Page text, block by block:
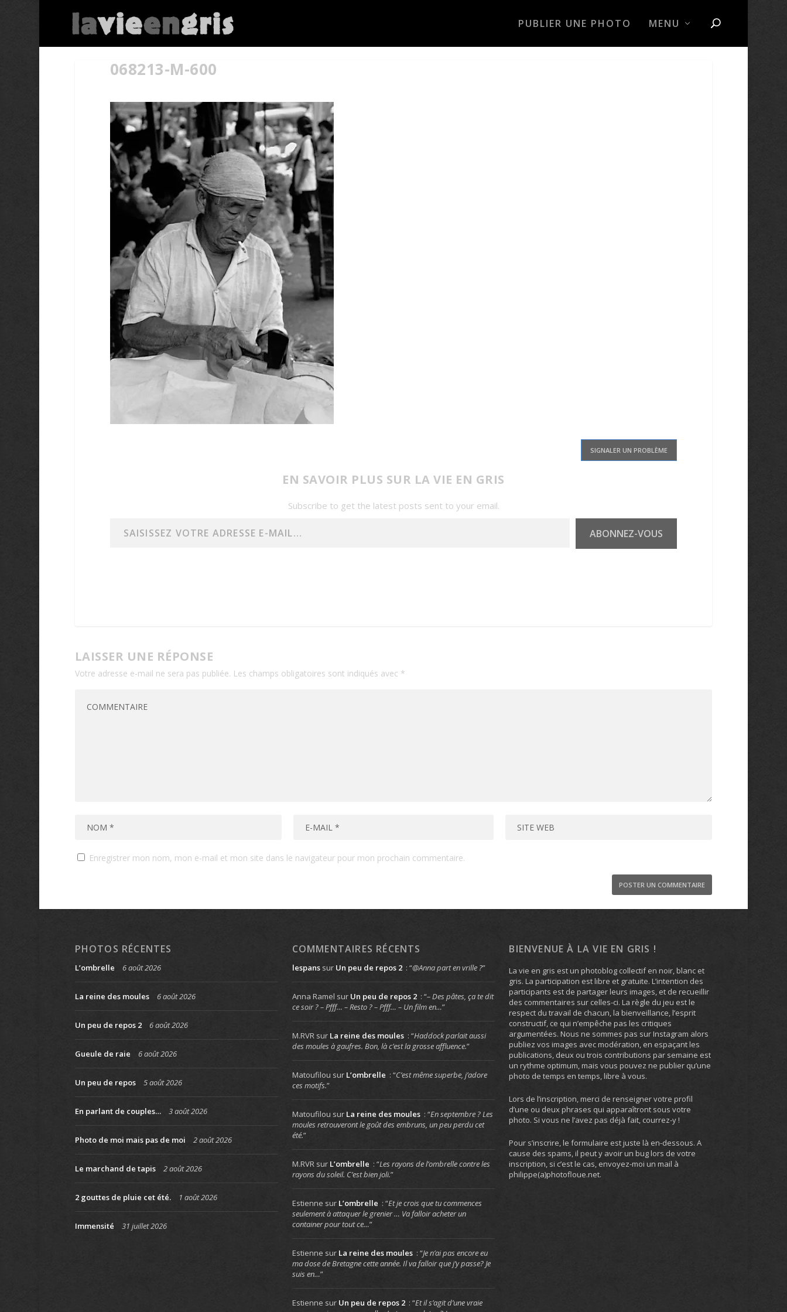
PUBLIER UNE PHOTO MENU
068213-M-600
SIGNALER UN PROBLÈME
EN SAVOIR PLUS SUR LA VIE EN GRIS
Subscribe to get the latest posts sent to your email.
ABONNEZ-VOUS
LAISSER UNE RÉPONSE
Votre adresse e-mail ne sera pas publiée. Les champs obligatoires sont indiqués avec *
Enregistrer mon nom, mon e-mail et mon site dans le navigateur pour mon prochain commentaire.
PHOTOS RÉCENTES
L’ombrelle 6 août 2026
La reine des moules 6 août 2026
Un peu de repos 2 6 août 2026
Gueule de raie 6 août 2026
Un peu de repos 5 août 2026
En parlant de couples… 3 août 2026
Photo de moi mais pas de moi 2 août 2026
Le marchand de tapis 2 août 2026
2 gouttes de pluie cet été. 1 août 2026
Immensité 31 juillet 2026
COMMENTAIRES RÉCENTS
lespanssur Un peu de repos 2 : “@Anna part en vrille ?”
Anna Ramel sur Un peu de repos 2 : “– Des pâtes, ça te dit
ce soir ? – Pfff… – Resto ? – Pfff… – Un film en…”
M.RVRsur La reine des moules : “Haddock parlait aussi
des moules à gaufres. Bon, là c’est la grosse affluence.”
Matoufilou sur L’ombrelle : “C’est même superbe, j’adore
ces motifs.”
Matoufilou sur La reine des moules : “En septembre ? Les
moules retrouveront le goût des embruns, un peu perdu cet
été.”
M.RVRsur L’ombrelle : “Les rayons de l’ombrelle contre les
rayons du soleil. C’est bien joli.”
Estienne sur L’ombrelle : “Et je crois que tu commences
seulement à attaquer le grenier … Va falloir acheter un
container pour tout ce…”
Estienne sur La reine des moules : “Je n’ai pas encore eu
ma dose de Bretagne cette année. Il va falloir que j’y passe? Je
suis en…”
Estienne sur Un peu de repos 2 : “Et il s’agit d’une vraie
BIENVENUE À LA VIE EN GRIS !
La vie en gris est un photoblog collectif en noir, blanc et
gris. La participation est libre et gratuite. L’intention des
participants est de partager leurs images, et de recueillir
des commentaires sur celles-ci. La règle du jeu est le
respect du travail de chacun, la bienveillance, l’esprit
constructif, ce qui n’empêche pas les critiques
argumentées. Nous ne sommes pas sur Instagram alors
publiez vos images avec modération, en espaçant les
publications, deux ou trois contributions par semaine est
un rythme optimum, mais vous pouvez ne publier qu’une
photo de temps en temps, libre à vous.
Lors de l’inscription, merci de renseigner votre profil
d’une ou deux phrases qui apparaîtront sous votre
photo. Si vous ne l’avez pas déjà fait, courrez-y !
Pour s’inscrire, le formulaire est juste là en-dessous. A
cause des spams, il peut y avoir un bug lors de votre
inscription, si c’est le cas, envoyez-moi un mail à
philippe(a)photofloue.net.